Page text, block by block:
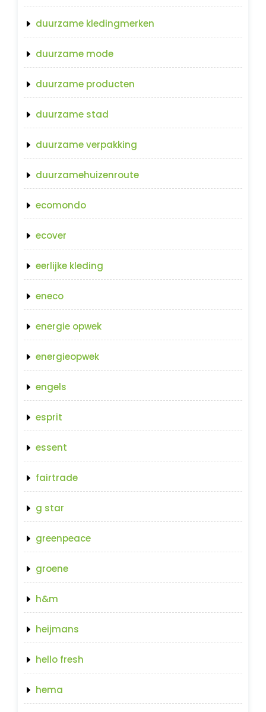
duurzame kledingmerken
duurzame mode
duurzame producten
duurzame stad
duurzame verpakking
duurzamehuizenroute
ecomondo
ecover
eerlijke kleding
eneco
energie opwek
energieopwek
engels
esprit
essent
fairtrade
g star
greenpeace
groene
h&m
heijmans
hello fresh
hema